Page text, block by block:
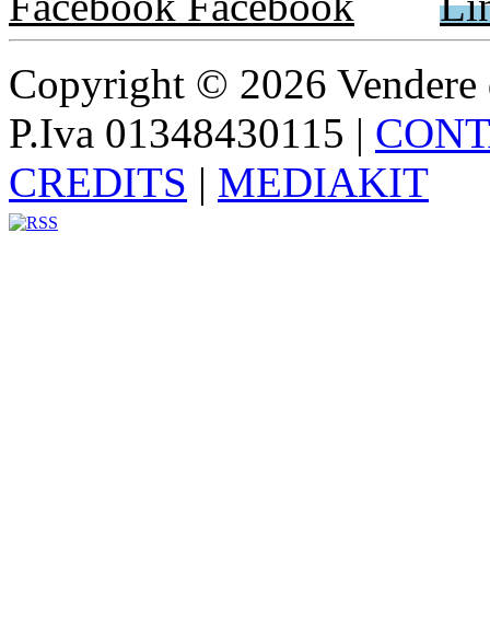
Copyright © 2026
P.Iva 01348430115 |
CREDITS | MEDIAKIT